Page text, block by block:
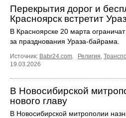
Перекрытия дорог и
Красноярск встретит
В Красноярске 20 марта
за празднования Ураза-байрама.
Источник: Babr24.com Религия
19.03.2026
В Новосибирской
нового главу
В Новосибирской митрополии